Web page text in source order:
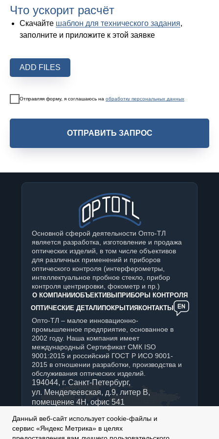
Что ускорит расчёт
Скачайте шаблон для технического задания,
заполните и приложите к этой заявке
ADD FILES
Отправляя форму, я соглашаюсь на обработку персональных данных
ОТПРАВИТЬ ЗАПРОС
Основной сферой деятельности Опто-ТЛ
является разработка, изготовление и продажа
оптических изделий, в том числе объективов
для различных применений и приборов
оптического контроля (интерферометры,
интеллектуальное пробное стекло, прибор
контроля центрировки, фокометр и пр.)
О КОМПАНИИОБЪЕКТИВЫПРИБОРЫ КОНТРОЛЯ
ОПТИЧЕСКИЕ ДЕТАЛИПОКРЫТИЯКОНТАКТЫ
Опто-ТЛ – малое инновационно-
промышленное предприятие, основанное в
2002 году. Наша компания имеет
международный Сертификат СМК ISO
9001:2015 и российский ГОСТ Р ИСО 9001-
2015 в отношении разработки, производства и
обслуживания оптических изделий.
194044, г. Санкт-Петербург,
ул. Менделеевская, д.9, литер В,
помещение 4Н, офис 541
+7 (812) 347-76-90
Отдел продаж:
sales@optotl.ru
Данный веб-сайт использует cookie-файлы и
сервис «Яндекс Метрика» в целях